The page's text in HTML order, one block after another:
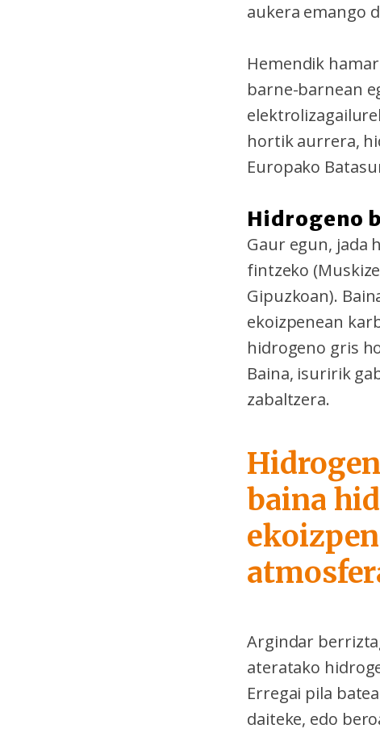
aukera emango
Hemendik
barne-barnean
hortik aurrera,
Europako
Hidrogeno
Gaur egun, jada
fintzeko
Gipuzkoan).
ekoizpenean
hidrogeno gris
Baina, isuririk
zabaltzera.
baina
Argindar
ateratako
Erregai pila
daiteke, edo